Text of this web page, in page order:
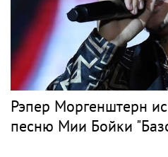
Рэпер Моргенштерн
песню Мии Бойки